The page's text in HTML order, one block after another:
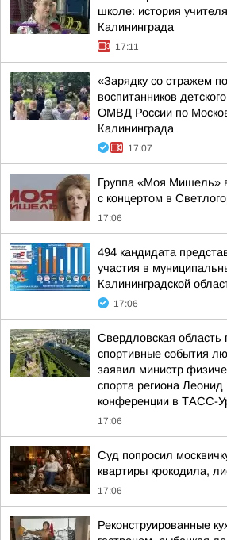
школе: история
Калининграда
17:11
«Зарядку со стражем
воспитанников
ОМВД России по
Калининграда
17:07
Группа «Моя Мишель»
с концертом в
17:06
494 кандидата
участия в
Калининградской
17:06
Свердловская область
спортивные события
заявил министр
спорта региона
конференции в ТАСС-
17:06
Суд попросил
квартиры крокодила,
17:06
Реконструированные